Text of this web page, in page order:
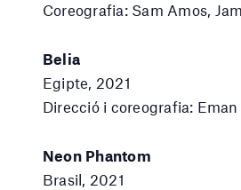
Coreografia: Sam Amos,
Belia
Egipte, 2021
Direcció i coreografia:
Neon Phantom
Brasil, 2021